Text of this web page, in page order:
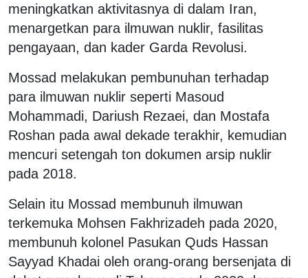
meningkatkan aktivitasnya di dalam Iran,
menargetkan para ilmuwan nuklir, fasilitas
pengayaan, dan kader Garda Revolusi.
Mossad melakukan pembunuhan terhadap
para ilmuwan nuklir seperti Masoud
Mohammadi, Dariush Rezaei, dan Mostafa
Roshan pada awal dekade terakhir, kemudian
mencuri setengah ton dokumen arsip nuklir
pada 2018.
Selain itu Mossad membunuh ilmuwan
terkemuka Mohsen Fakhrizadeh pada 2020,
membunuh kolonel Pasukan Quds Hassan
Sayyad Khadai oleh orang-orang bersenjata di